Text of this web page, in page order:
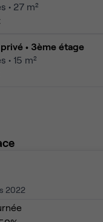
• 27 m²
• 3ème étage
• 15 m²
2022